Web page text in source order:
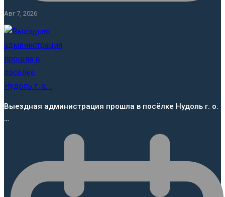
Авг 7, 2026
Выездная администрация прошла в посёлке Нудоль г. о.
…